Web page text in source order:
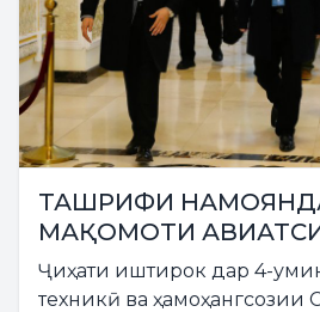
ТАШРИФИ
МАҚОМОТИ
Ҷиҳати иштирок дар 4-
техникӣ ва